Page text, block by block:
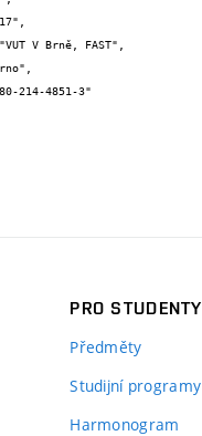
PRO STUDENTY
Předměty
Studijní programy
Harmonogram